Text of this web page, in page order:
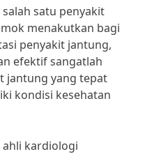
satu penyakit
menakutkan bagi
penyakit jantung,
efektif sangatlah
jantung yang tepat
kondisi kesehatan
ahli kardiologi